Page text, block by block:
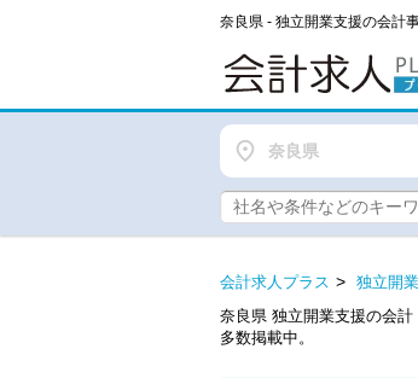
奈良県 - 独立開業支援の会計
奈良県
会計求人プラス 独立開
奈良県 独立開業支援の会
多数掲載中。